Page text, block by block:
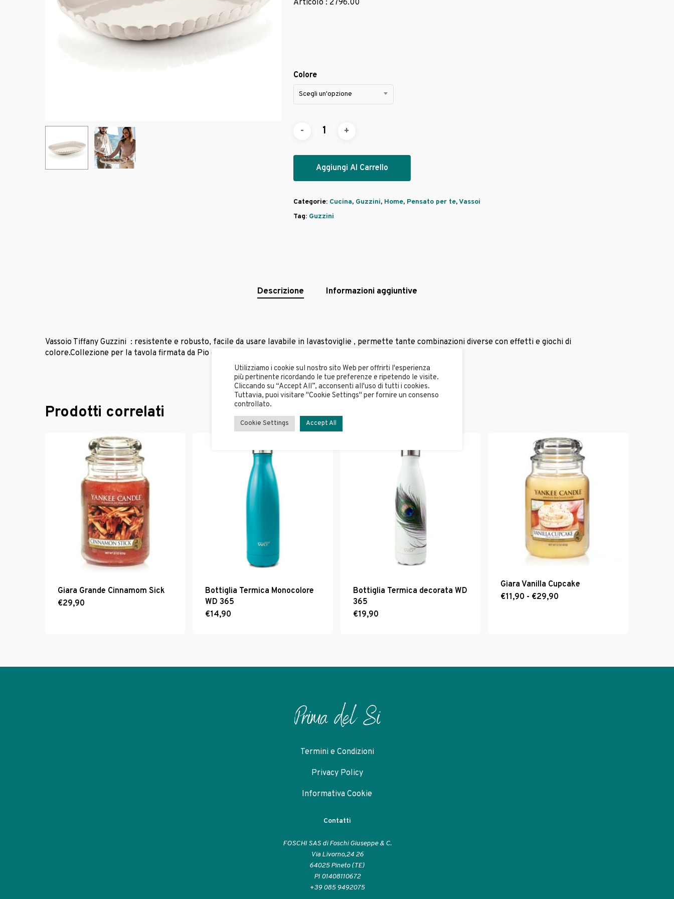
Articolo : 2796.00
Colore
Scegli un'opzione
Aggiungi Al Carrello
Categorie: Cucina, Guzzini, Home, Pensato per te,Vassoi
Tag: Guzzini
Descrizione Informazioni aggiuntive
Vassoio Tiffany Guzzini : resistente e robusto, facile da usare lavabile in lavastoviglie , permette tante combinazioni diverse con effetti e giochi di
colore.Collezione per la tavola firmata da Pio e Tito Toso
Prodotti correlati
Giara Grande Cinnamom Sick
€29,90
Bottiglia Termica Monocolore
WD 365
€14,90
Bottiglia Termica decorata WD
365
€19,90
Giara Vanilla Cupcake
€11,90 - €29,90
Questo
Termini e Condizioni
Privacy Policy
Informativa Cookie
Contatti
FOSCHI SAS di Foschi Giuseppe & C.
Via Livorno,24 26
64025 Pineto (TE)
PI 01408110672
+39 085 9492075
Utilizziamo i cookie sul nostro sito Web per offrirti l'esperienza
più pertinente ricordando le tue preferenze e ripetendo le visite.
Cliccando su “Accept All”, acconsenti all'uso di tutti i cookies.
Tuttavia, puoi visitare "Cookie Settings" per fornire un consenso
controllato.
Cookie Settings Accept All